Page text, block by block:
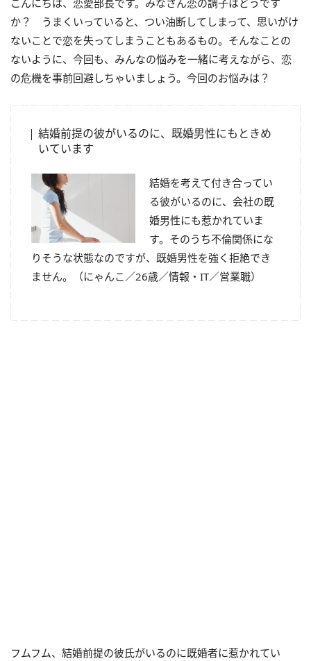
こんにちは、恋愛部長です。みなさん恋の調子はどうです
か？ うまくいっていると、つい油断してしまって、思いがけ
ないことで恋を失ってしまうこともあるもの。そんなことの
ないように、今回も、みんなの悩みを一緒に考えながら、恋
の危機を事前回避しちゃいましょう。今回のお悩みは？
結婚前提の彼がいるのに、既婚男性にもときめ
いています
結婚を考えて付き合ってい
る彼がいるのに、会社の既
婚男性にも惹かれていま
す。そのうち不倫関係にな
りそうな状態なのですが、既婚男性を強く拒絶でき
ません。（にゃんこ／26歳／情報・IT／営業職）
フムフム、結婚前提の彼氏がいるのに既婚者に惹かれてい